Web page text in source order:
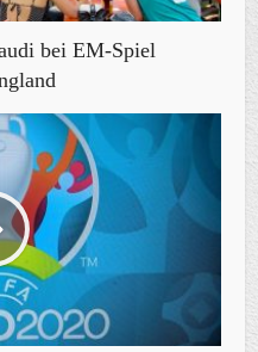
bei EM-Spiel